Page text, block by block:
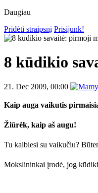
Daugiau
Pridėti straipsnį Prisijunk!
8 kūdikio
21. Dec 2009, 00:00
Kaip auga vaikutis
Žiūrėk, kaip aš augu!
Tu kalbiesi su vaikučiu?
Mokslininkai įrodė, jog